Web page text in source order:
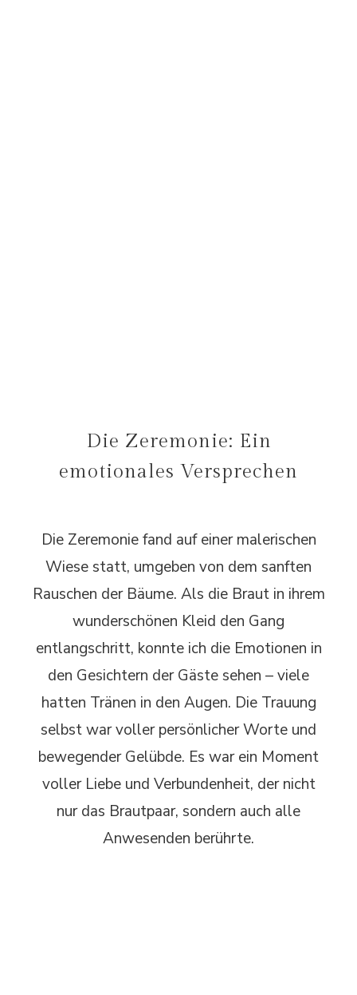
Die Zeremonie: Ein
emotionales Versprechen
Die Zeremonie fand auf einer malerischen
Wiese statt, umgeben von dem sanften
Rauschen der Bäume. Als die Braut in ihrem
wunderschönen Kleid den Gang
entlangschritt, konnte ich die Emotionen in
den Gesichtern der Gäste sehen – viele
hatten Tränen in den Augen. Die Trauung
selbst war voller persönlicher Worte und
bewegender Gelübde. Es war ein Moment
voller Liebe und Verbundenheit, der nicht
nur das Brautpaar, sondern auch alle
Anwesenden berührte.